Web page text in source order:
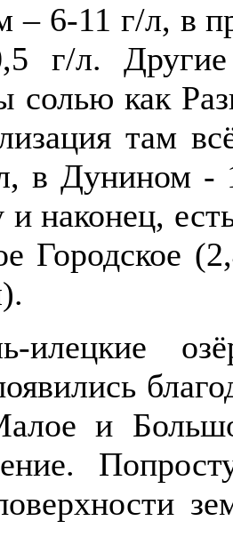
– 6-11 г/л, в
г/л. Другие
солью как
там
в Дунином -
наконец,
Городское
илецкие
и